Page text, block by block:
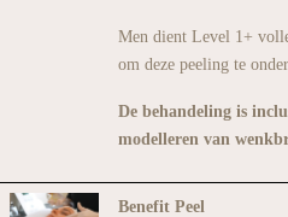
Men dient Level 1+
om deze peeling te
De behandeling is
modelleren van
Benefit Peel